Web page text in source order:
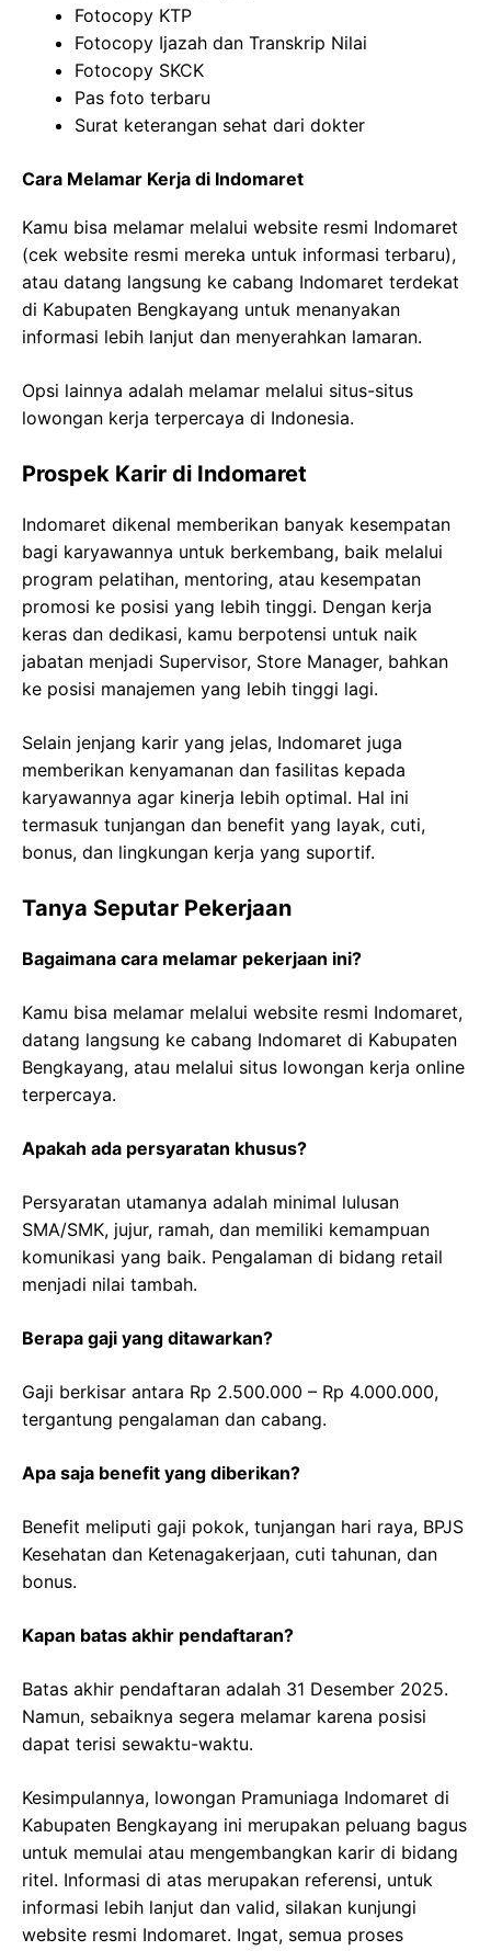
Fotocopy KTP
Fotocopy Ijazah dan Transkrip Nilai
Fotocopy SKCK
Pas foto terbaru
Surat keterangan sehat dari dokter
Cara Melamar Kerja di Indomaret
Kamu bisa melamar melalui website resmi Indomaret
(cek website resmi mereka untuk informasi terbaru),
atau datang langsung ke cabang Indomaret terdekat
di Kabupaten Bengkayang untuk menanyakan
informasi lebih lanjut dan menyerahkan lamaran.
Opsi lainnya adalah melamar melalui situs-situs
lowongan kerja terpercaya di Indonesia.
Prospek Karir di Indomaret
Indomaret dikenal memberikan banyak kesempatan
bagi karyawannya untuk berkembang, baik melalui
program pelatihan, mentoring, atau kesempatan
promosi ke posisi yang lebih tinggi. Dengan kerja
keras dan dedikasi, kamu berpotensi untuk naik
jabatan menjadi Supervisor, Store Manager, bahkan
ke posisi manajemen yang lebih tinggi lagi.
Selain jenjang karir yang jelas, Indomaret juga
memberikan kenyamanan dan fasilitas kepada
karyawannya agar kinerja lebih optimal. Hal ini
termasuk tunjangan dan benefit yang layak, cuti,
bonus, dan lingkungan kerja yang suportif.
Tanya Seputar Pekerjaan
Bagaimana cara melamar pekerjaan ini?
Kamu bisa melamar melalui website resmi Indomaret,
datang langsung ke cabang Indomaret di Kabupaten
Bengkayang, atau melalui situs lowongan kerja online
terpercaya.
Apakah ada persyaratan khusus?
Persyaratan utamanya adalah minimal lulusan
SMA/SMK, jujur, ramah, dan memiliki kemampuan
komunikasi yang baik. Pengalaman di bidang retail
menjadi nilai tambah.
Berapa gaji yang ditawarkan?
Gaji berkisar antara Rp 2.500.000 – Rp 4.000.000,
tergantung pengalaman dan cabang.
Apa saja benefit yang diberikan?
Benefit meliputi gaji pokok, tunjangan hari raya, BPJS
Kesehatan dan Ketenagakerjaan, cuti tahunan, dan
bonus.
Kapan batas akhir pendaftaran?
Batas akhir pendaftaran adalah 31 Desember 2025.
Namun, sebaiknya segera melamar karena posisi
dapat terisi sewaktu-waktu.
Kesimpulannya, lowongan Pramuniaga Indomaret di
Kabupaten Bengkayang ini merupakan peluang bagus
untuk memulai atau mengembangkan karir di bidang
ritel. Informasi di atas merupakan referensi, untuk
informasi lebih lanjut dan valid, silakan kunjungi
website resmi Indomaret. Ingat, semua proses